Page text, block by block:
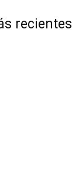
recientes